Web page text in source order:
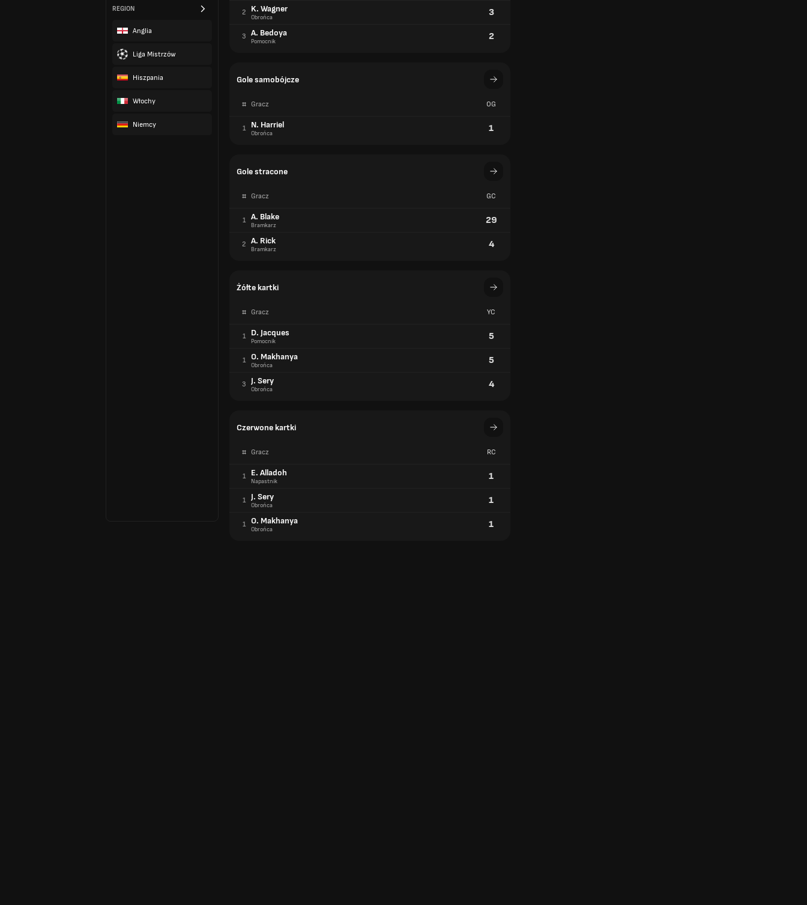
REGION
Anglia
Liga Mistrzów
Hiszpania
Włochy
Niemcy
2 K. Wagner
Obrońca 3
3 A. Bedoya
Pomocnik 2
Gole samobójcze
# Gracz OG
1 N. Harriel
Obrońca 1
Gole stracone
# Gracz GC
1 A. Blake
Bramkarz 29
2 A. Rick
Bramkarz 4
Żółte kartki
# Gracz YC
1 D. Jacques
Pomocnik 5
1 O. Makhanya
Obrońca 5
3 J. Sery
Obrońca 4
Czerwone kartki
# Gracz RC
1 E. Alladoh
Napastnik 1
1 J. Sery
Obrońca 1
1 O. Makhanya
Obrońca 1